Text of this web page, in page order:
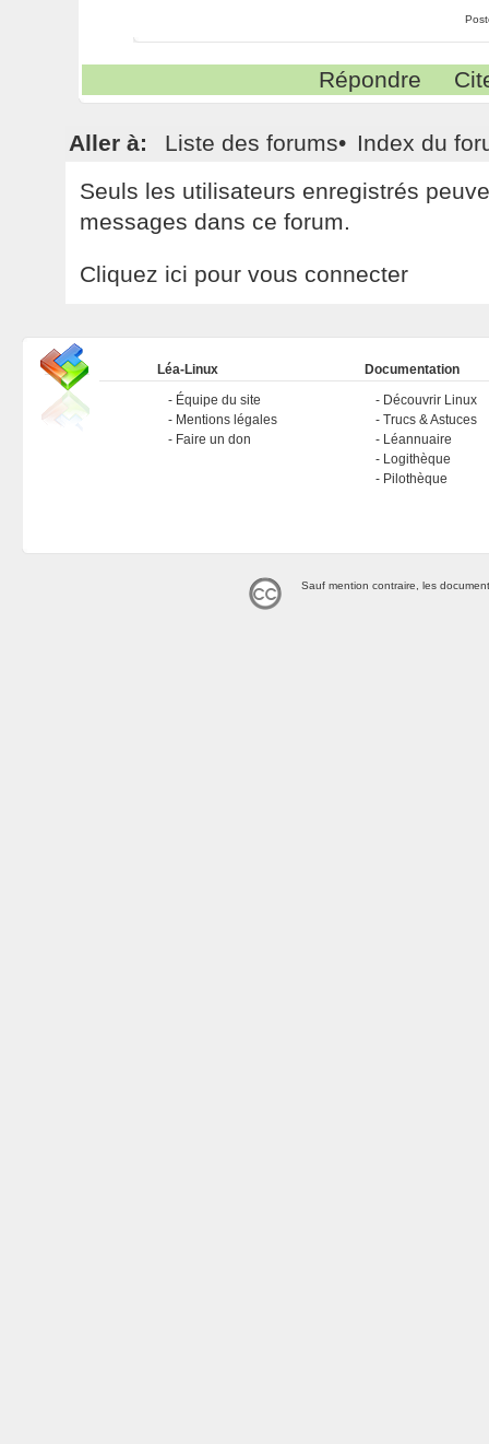
Répondre
Aller à: Liste des forums• Index du
Seuls les utilisateurs enregistrés
messages dans ce forum.
Cliquez ici pour vous connecter
Léa-Linux
Équipe du site
Mentions légales
Faire un don
Documentation
Découvrir Linux
Trucs & Astuces
Léannuaire
Logithèque
Pilothèque
Sauf mention contraire, les